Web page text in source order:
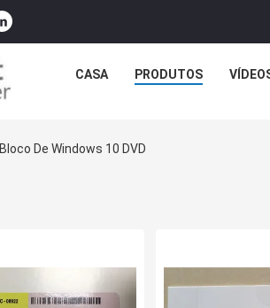
CASA PRODUTOS
Bloco De Windows 10 DVD